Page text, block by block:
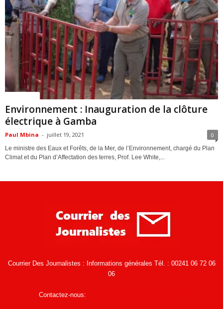
Environnement : Inauguration de la clôture
électrique à Gamba
Paul Mbina - juillet 19, 2021 0
Le ministre des Eaux et Forêts, de la Mer, de l’Environnement, chargé du Plan
Climat et du Plan d’Affectation des terres, Prof. Lee White,...
Courrier Des Journalistes : Informations générales Tél. : 00241 06 72 06
06
Contactez-nous: